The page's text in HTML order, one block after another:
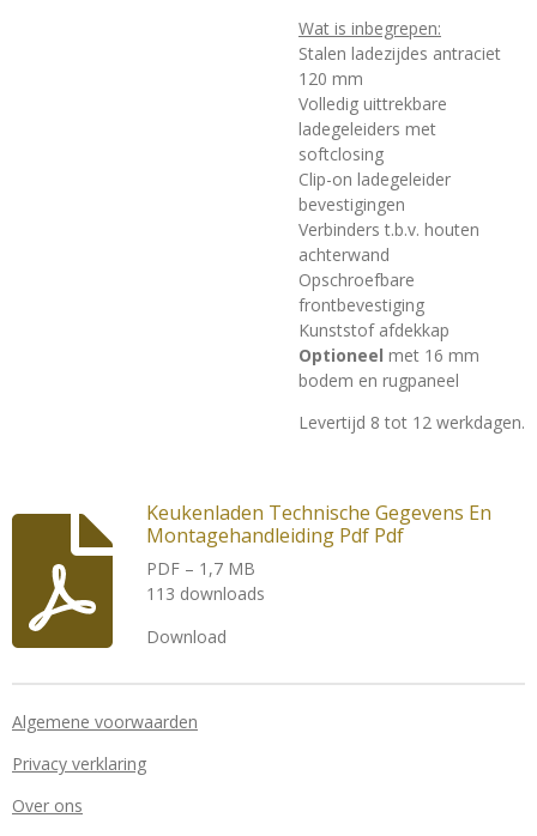
Wat is inbegrepen:
Stalen ladezijdes antraciet
120 mm
Volledig uittrekbare
ladegeleiders met
softclosing
Clip-on ladegeleider
bevestigingen
Verbinders t.b.v. houten
achterwand
Opschroefbare
frontbevestiging
Kunststof afdekkap
Optioneel met 16 mm
bodem en rugpaneel
Levertijd 8 tot 12 werkdagen.
Keukenladen Technische Gegevens En
Montagehandleiding Pdf Pdf
PDF – 1,7 MB
113 downloads
Download
Algemene voorwaarden
Privacy verklaring
Over ons